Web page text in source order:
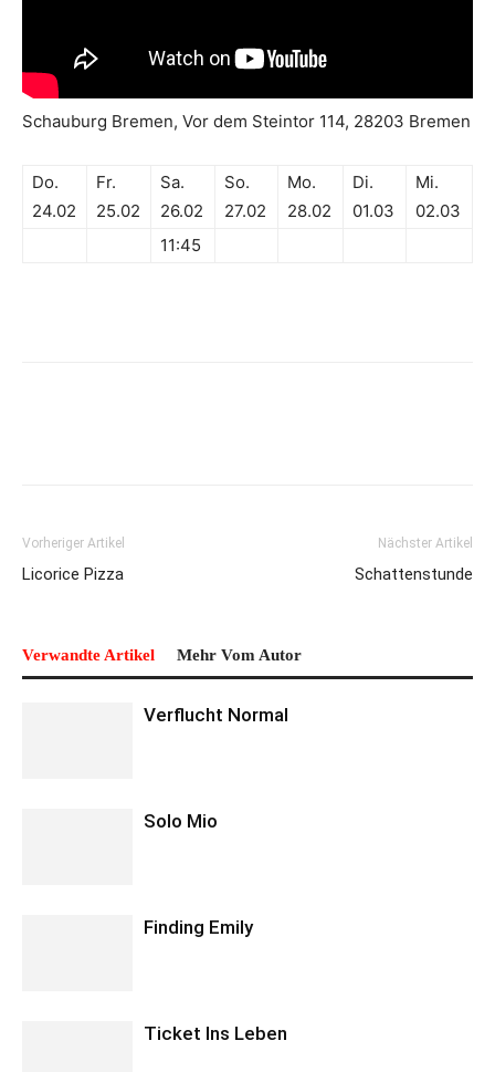
Schauburg Bremen, Vor dem Steintor 114, 28203 Bremen
Do.
24.02
Fr.
25.02
Sa.
26.02
So.
27.02
Mo.
28.02
Di.
01.03
Mi.
02.03
11:45
Vorheriger Artikel
Licorice Pizza
Nächster Artikel
Schattenstunde
Verwandte Artikel Mehr Vom Autor
Verflucht Normal
Solo Mio
Finding Emily
Ticket Ins Leben